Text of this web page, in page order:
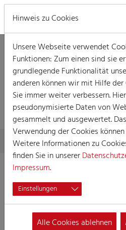
DETAILLIERTE
Skip to main content
You are here:
Home Detaillierte
Mädcher
e.V. Köln
Hinweis zu Cookies
Unsere Webseite verwendet
Funktionen: Zum einen sind sie
grundlegende Funktionalität
anderen können wir mit Hilfe
Sie immer weiter verbessern.
pseudonymisierte Daten von
gesammelt und ausgewertet.
Verwendung der Cookies
Weitere Informationen zu
finden Sie in unserer
Impressum.
Einstellungen
Alle Cookies ablehnen